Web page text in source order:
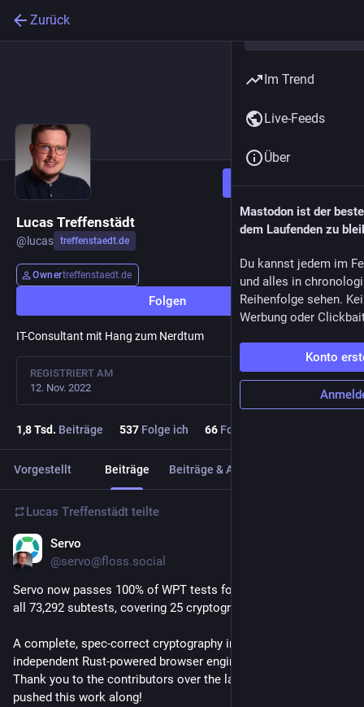
Zurück
Folgen
Lucas Treffenstädt
@ lucas treffenstaedt.de
Ownertreffenstaedt.de
Folgen
IT-Consultant mit Hang zum Nerdtum
REGISTRIERT AM
12. Nov. 2022
1,8Tsd. Beiträge 537 Folge ich 66 Follower
Vorgestellt Beiträge Beiträge & Antworten
Lucas Treffenstädt teilte
Servo
@servo@floss.social
Servo now passes 100% of WPT tests for the WebCrypto API,
all 73,292 subtests, covering 25 cryptographic algorithms 🎉
A complete, spec-correct cryptography implementation in an
independent Rust-powered browser engine is a big milestone!
Thank you to the contributors over the last few months who
pushed this work along!
Im Trend
Live-Feeds
Über
Mastodon ist der
dem Laufenden zu
Du kannst jedem im
und alles in
Reihenfolge sehen.
Werbung oder
Konto